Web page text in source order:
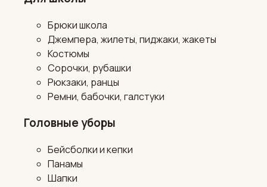
Брюки школа
Джемпера, жилеты, пиджаки, жакеты
Костюмы
Сорочки, рубашки
Рюкзаки, ранцы
Ремни, бабочки, галстуки
Головные уборы
Бейсболки и кепки
Панамы
Шапки